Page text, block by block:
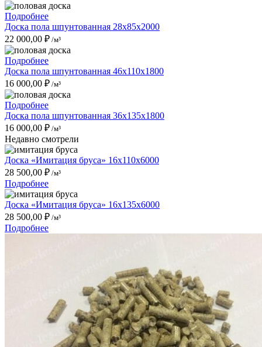
Подробнее
Доска пола шпунтованная 28x85x2000
22 000,00 ₽ /м³
Подробнее
Доска пола шпунтованная 46x110x1800
16 000,00 ₽ /м³
Подробнее
Доска пола шпунтованная 36x135x1800
16 000,00 ₽ /м³
Недавно смотрели
Доска «Имитация бруса» 16x110x6000
28 500,00 ₽ /м³
Подробнее
Доска «Имитация бруса» 16x135x6000
28 500,00 ₽ /м³
Подробнее